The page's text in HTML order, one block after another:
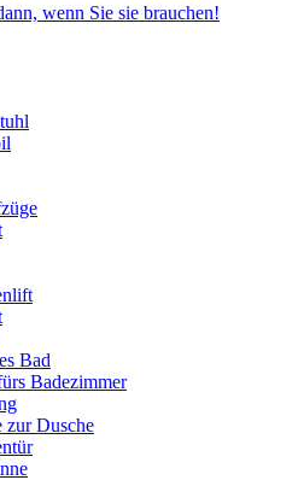
wenn Sie sie brauchen!
Bad
Badezimmer
zur Dusche